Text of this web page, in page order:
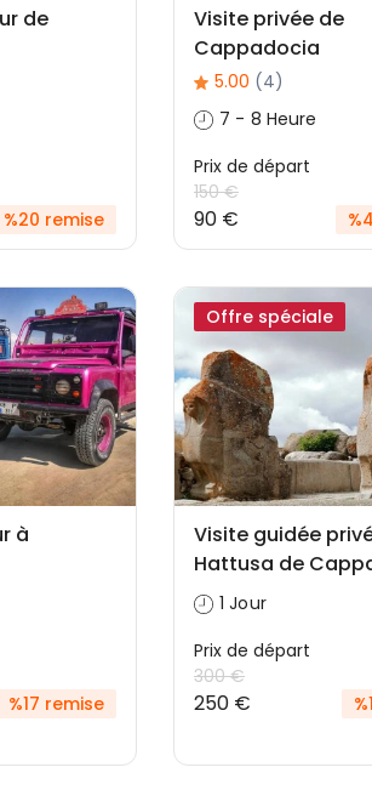
de
%20 remise
Visite privée de
Cappadocia
5.00 (4)
7 - 8 Heure
Prix ​​de départ
150 €
90 €
à
%17 remise
Offre spéciale
Visite guidée
Hattusa de
1 Jour
Prix ​​de départ
300 €
250 €